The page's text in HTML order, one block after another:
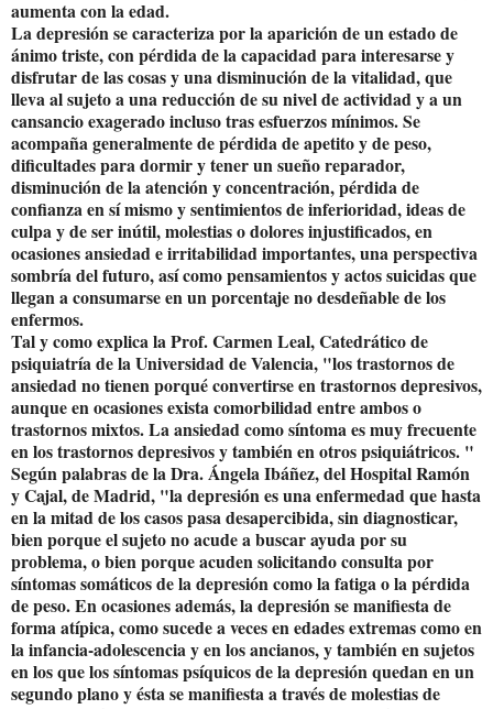
aumenta con la edad.
La depresión se caracteriza por la aparición de un estado de
ánimo triste, con pérdida de la capacidad para interesarse y
disfrutar de las cosas y una disminución de la vitalidad, que
lleva al sujeto a una reducción de su nivel de actividad y a un
cansancio exagerado incluso tras esfuerzos mínimos. Se
acompaña generalmente de pérdida de apetito y de peso,
dificultades para dormir y tener un sueño reparador,
disminución de la atención y concentración, pérdida de
confianza en sí mismo y sentimientos de inferioridad, ideas de
culpa y de ser inútil, molestias o dolores injustificados, en
ocasiones ansiedad e irritabilidad importantes, una perspectiva
sombría del futuro, así como pensamientos y actos suicidas que
llegan a consumarse en un porcentaje no desdeñable de los
enfermos.
Tal y como explica la Prof. Carmen Leal, Catedrático de
psiquiatría de la Universidad de Valencia, "los trastornos de
ansiedad no tienen porqué convertirse en trastornos depresivos,
aunque en ocasiones exista comorbilidad entre ambos o
trastornos mixtos. La ansiedad como síntoma es muy frecuente
en los trastornos depresivos y también en otros psiquiátricos. "
Según palabras de la Dra. Ángela Ibáñez, del Hospital Ramón
y Cajal, de Madrid, "la depresión es una enfermedad que hasta
en la mitad de los casos pasa desapercibida, sin diagnosticar,
bien porque el sujeto no acude a buscar ayuda por su
problema, o bien porque acuden solicitando consulta por
síntomas somáticos de la depresión como la fatiga o la pérdida
de peso. En ocasiones además, la depresión se manifiesta de
forma atípica, como sucede a veces en edades extremas como en
la infancia-adolescencia y en los ancianos, y también en sujetos
en los que los síntomas psíquicos de la depresión quedan en un
segundo plano y ésta se manifiesta a través de molestias de